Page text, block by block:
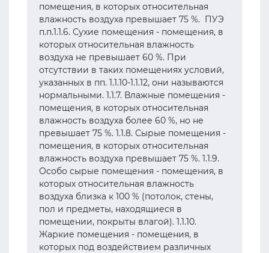
помещения, в которых относительная
влажность воздуха превышает 75 %. ПУЭ
п.п.1.1.6. Сухие помещения - помещения, в
которых относительная влажность
воздуха не превышает 60 %. При
отсутствии в таких помещениях условий,
указанных в пп. 1.1.10-1.1.12, они называются
нормальными. 1.1.7. Влажные помещения -
помещения, в которых относительная
влажность воздуха более 60 %, но не
превышает 75 %. 1.1.8. Сырые помещения -
помещения, в которых относительная
влажность воздуха превышает 75 %. 1.1.9.
Особо сырые помещения - помещения, в
которых относительная влажность
воздуха близка к 100 % (потолок, стены,
пол и предметы, находящиеся в
помещении, покрыты влагой). 1.1.10.
Жаркие помещения - помещения, в
которых под воздействием различных